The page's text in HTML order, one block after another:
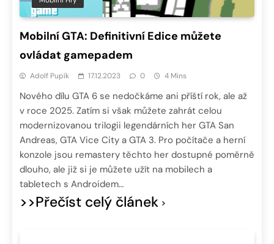
Mobilní GTA: Definitivní Edice můžete
ovládat gamepadem
Adolf Pupík 17.12.2023 0 4 Mins
Nového dílu GTA 6 se nedočkáme ani příští rok, ale až
v roce 2025. Zatím si však můžete zahrát celou
modernizovanou trilogii legendárních her GTA San
Andreas, GTA Vice City a GTA 3. Pro počítače a herní
konzole jsou remastery těchto her dostupné poměrně
dlouho, ale již si je můžete užít na mobilech a
tabletech s Androidem…
>>Přečíst celý článek